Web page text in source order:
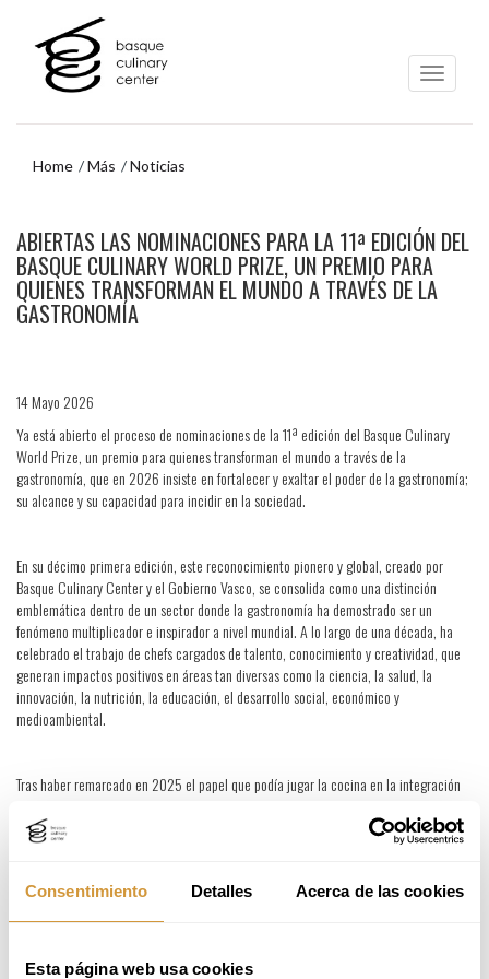
Consentimiento Detalles Acerca de las cookies
Esta página web usa cookies
contenido
principal
navegación
Home Más Noticias
menú
navegación
ABIERTAS LAS NOMINACIONES PARA LA 11ª EDICIÓN DEL
BASQUE CULINARY WORLD PRIZE, UN PREMIO PARA
QUIENES TRANSFORMAN EL MUNDO A TRAVÉS DE LA
GASTRONOMÍA
14 Mayo 2026
Ya está abierto el proceso de nominaciones de la 11ª edición del Basque Culinary
World Prize, un premio para quienes transforman el mundo a través de la
gastronomía, que en 2026 insiste en fortalecer y exaltar el poder de la gastronomía;
su alcance y su capacidad para incidir en la sociedad.
En su décimo primera edición, este reconocimiento pionero y global, creado por
Basque Culinary Center y el Gobierno Vasco, se consolida como una distinción
emblemática dentro de un sector donde la gastronomía ha demostrado ser un
fenómeno multiplicador e inspirador a nivel mundial. A lo largo de una década, ha
celebrado el trabajo de chefs cargados de talento, conocimiento y creatividad, que
generan impactos positivos en áreas tan diversas como la ciencia, la salud, la
innovación, la nutrición, la educación, el desarrollo social, económico y
medioambiental.
Tras haber remarcado en 2025 el papel que podía jugar la cocina en la integración
20 años de trabajo orientado a generar oportunidades de formación, incubación y
acompañamiento a personas en situación de exclusión con talento que buscan
Culinary World Prize sigue apostando por la fuerza transformadora de la gastronomía